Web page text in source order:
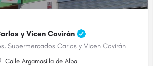
y Vicen Covirán
Supermercados Carlos y Vicen Covirán
Calle Argamasilla de Alba